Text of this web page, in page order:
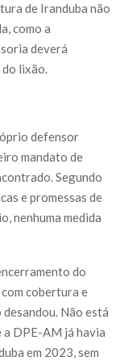
de Iranduba não
como a
deverá
lixão.
defensor
mandato de
Segundo
e promessas de
nenhuma medida
do
cobertura e
Não está
a DPE-AM já havia
em 2023, sem